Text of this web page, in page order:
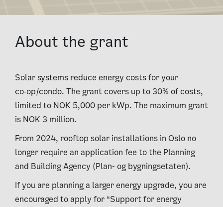
About the grant
Solar systems reduce energy costs for your
co‑op/condo. The grant covers up to 30% of costs,
limited to NOK 5,000 per kWp. The maximum grant
is NOK 3 million.
From 2024, rooftop solar installations in Oslo no
longer require an application fee to the Planning
and Building Agency (Plan- og bygningsetaten).
If you are planning a larger energy upgrade, you are
encouraged to apply for “Support for energy